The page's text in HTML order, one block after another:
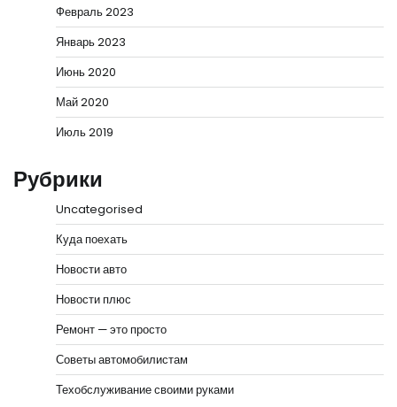
Февраль 2023
Январь 2023
Июнь 2020
Май 2020
Июль 2019
Рубрики
Uncategorised
Куда поехать
Новости авто
Новости плюс
Ремонт — это просто
Советы автомобилистам
Техобслуживание своими руками